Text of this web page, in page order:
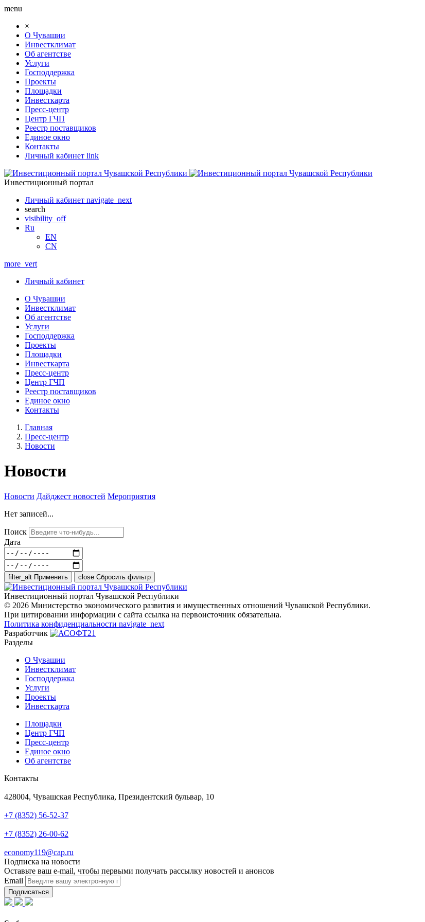
menu
×
О Чувашии
Инвестклимат
Об агентстве
Услуги
Господдержка
Проекты
Площадки
Инвесткарта
Пресс-центр
Центр ГЧП
Реестр поставщиков
Единое окно
Контакты
Личный кабинет link
Инвестиционный портал
Личный кабинет navigate_next
search
visibility_off
Ru
EN
CN
more_vert
Личный кабинет
О Чувашии
Инвестклимат
Об агентстве
Услуги
Господдержка
Проекты
Площадки
Инвесткарта
Пресс-центр
Центр ГЧП
Реестр поставщиков
Единое окно
Контакты
Главная
Пресс-центр
Новости
Новости
Новости Дайджест новостей Мероприятия
Нет записей...
Поиск
Дата
filter_alt Применить close Сбросить фильтр
Инвестиционный портал Чувашской Республики
© 2026 Министерство экономического развития и имущественных отношений Чувашской Республики.
При цитировании информации с сайта ссылка на первоисточник обязательна.
Политика конфиденциальности navigate_next
Разработчик
Разделы
О Чувашии
Инвестклимат
Господдержка
Услуги
Проекты
Инвесткарта
Площадки
Центр ГЧП
Пресс-центр
Единое окно
Об агентстве
Контакты
428004, Чувашская Республика, Президентский бульвар, 10
+7 (8352) 56-52-37
+7 (8352) 26-00-62
economy119@cap.ru
Подписка на новости
Оставьте ваш e-mail, чтобы первыми получать рассылку новостей и анонсов
Email
Подписаться